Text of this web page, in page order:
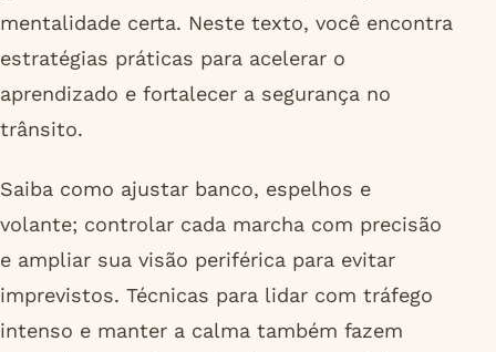
mentalidade certa. Neste texto, você encontra
estratégias práticas para acelerar o
aprendizado e fortalecer a segurança no
trânsito.
Saiba como ajustar banco, espelhos e
volante; controlar cada marcha com precisão
e ampliar sua visão periférica para evitar
imprevistos. Técnicas para lidar com tráfego
intenso e manter a calma também fazem